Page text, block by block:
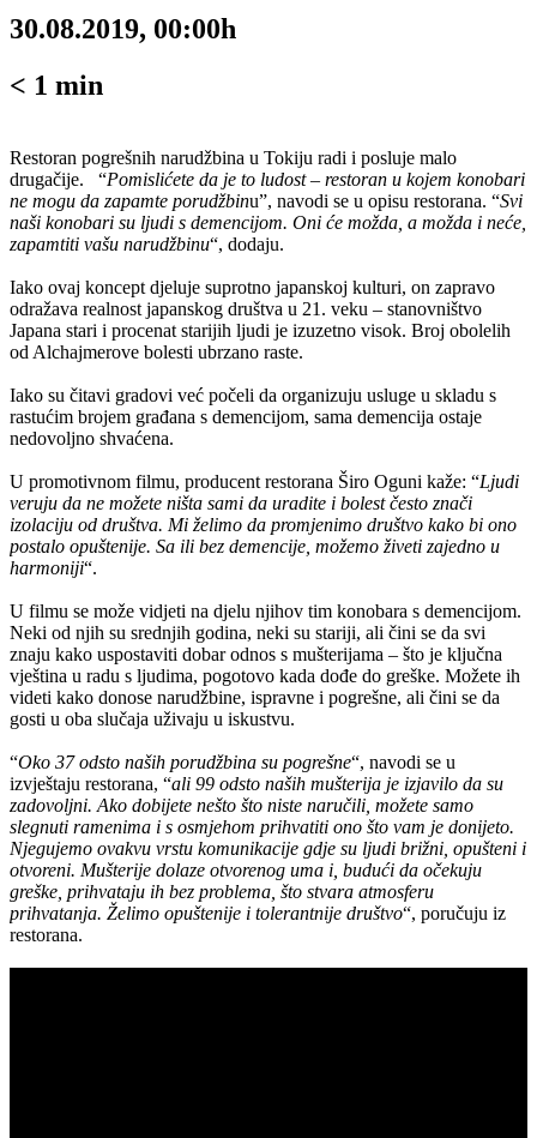
30.08.2019, 00:00h
< 1 min
Restoran pogrešnih narudžbina u Tokiju radi i posluje malo
drugačije. “Pomislićete da je to ludost – restoran u kojem konobari
ne mogu da zapamte porudžbinu”, navodi se u opisu restorana. “Svi
naši konobari su ljudi s demencijom. Oni će možda, a možda i neće,
zapamtiti vašu narudžbinu“, dodaju.
Iako ovaj koncept djeluje suprotno japanskoj kulturi, on zapravo
odražava realnost japanskog društva u 21. veku – stanovništvo
Japana stari i procenat starijih ljudi je izuzetno visok. Broj obolelih
od Alchajmerove bolesti ubrzano raste.
Iako su čitavi gradovi već počeli da organizuju usluge u skladu s
rastućim brojem građana s demencijom, sama demencija ostaje
nedovoljno shvaćena.
U promotivnom filmu, producent restorana Širo Oguni kaže: “Ljudi
veruju da ne možete ništa sami da uradite i bolest često znači
izolaciju od društva. Mi želimo da promjenimo društvo kako bi ono
postalo opuštenije. Sa ili bez demencije, možemo živeti zajedno u
harmoniji“.
U filmu se može vidjeti na djelu njihov tim konobara s demencijom.
Neki od njih su srednjih godina, neki su stariji, ali čini se da svi
znaju kako uspostaviti dobar odnos s mušterijama – što je ključna
vještina u radu s ljudima, pogotovo kada dođe do greške. Možete ih
videti kako donose narudžbine, ispravne i pogrešne, ali čini se da
gosti u oba slučaja uživaju u iskustvu.
“Oko 37 odsto naših porudžbina su pogrešne“, navodi se u
izvještaju restorana, “ali 99 odsto naših mušterija je izjavilo da su
zadovoljni. Ako dobijete nešto što niste naručili, možete samo
slegnuti ramenima i s osmjehom prihvatiti ono što vam je donijeto.
Njegujemo ovakvu vrstu komunikacije gdje su ljudi brižni, opušteni i
otvoreni. Mušterije dolaze otvorenog uma i, budući da očekuju
greške, prihvataju ih bez problema, što stvara atmosferu
prihvatanja. Želimo opuštenije i tolerantnije društvo“, poručuju iz
restorana.